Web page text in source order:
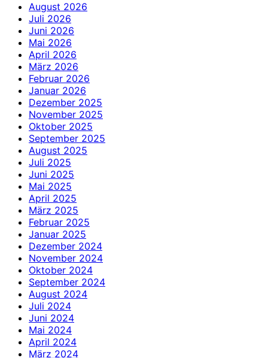
August 2026
Juli 2026
Juni 2026
Mai 2026
April 2026
März 2026
Februar 2026
Januar 2026
Dezember 2025
November 2025
Oktober 2025
September 2025
August 2025
Juli 2025
Juni 2025
Mai 2025
April 2025
März 2025
Februar 2025
Januar 2025
Dezember 2024
November 2024
Oktober 2024
September 2024
August 2024
Juli 2024
Juni 2024
Mai 2024
April 2024
März 2024